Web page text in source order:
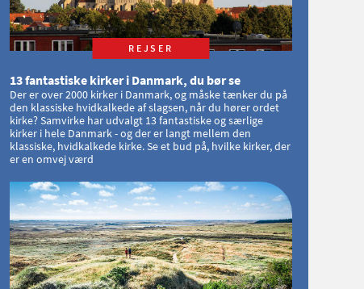
REJSER
13 fantastiske kirker i Danmark, du bør se
Der er over 2000 kirker i Danmark, og måske tænker du på
den klassiske hvidkalkede af slagsen, når du hører ordet
kirke? Samvirke har udvalgt 13 fantastiske og særlige
kirker i hele Danmark - og der er langt mellem den
klassiske, hvidkalkede kirke. Se et bud på, hvilke kirker, der
er en omvej værd